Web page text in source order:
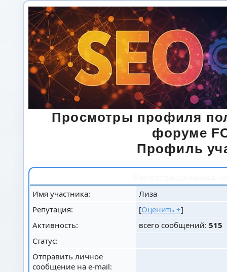
Просмотры профиля
форуме
Профиль
Имя участника:
Лиза
Репутация:
[Оценить ±]
Активность:
всего сообщений:515
Статус:
Отправить личное
сообщение на e-mail: